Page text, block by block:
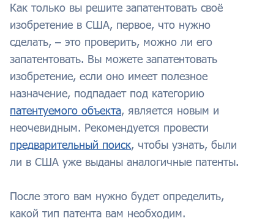
Как только вы решите запатентовать своё
изобретение в США, первое, что нужно
сделать, – это проверить, можно ли его
запатентовать. Вы можете запатентовать
изобретение, если оно имеет полезное
назначение, подпадает под категорию
патентуемого объекта, является новым и
неочевидным. Рекомендуется провести
предварительный поиск, чтобы узнать, были
ли в США уже выданы аналогичные патенты.
После этого вам нужно будет определить,
какой тип патента вам необходим.